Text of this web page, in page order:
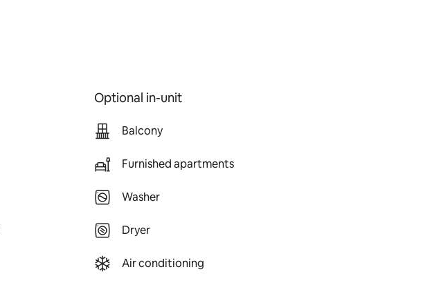
Optional in-unit
Balcony
Furnished apartments
Washer
Dryer
Air conditioning